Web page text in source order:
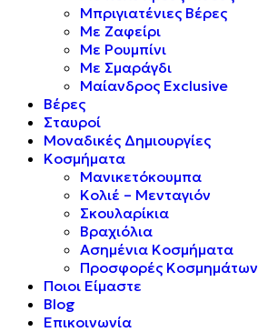
Μπριγιατένιες Βέρες
Με Ζαφείρι
Με Ρουμπίνι
Με Σμαράγδι
Μαίανδρος Exclusive
Βέρες
Σταυροί
Μοναδικές Δημιουργίες
Κοσμήματα
Μανικετόκουμπα
Κολιέ – Μενταγιόν
Σκουλαρίκια
Βραχιόλια
Ασημένια Κοσμήματα
Προσφορές Κοσμημάτων
Ποιοι Είμαστε
Blog
Επικοινωνία